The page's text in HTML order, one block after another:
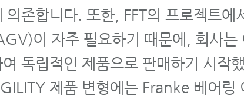
의존합니다. 또한, FFT의 프로젝트에
이 자주 필요하기 때문에, 회사는
여 독립적인 제품으로 판매하기 시작
제품 변형에는 Franke 베어링